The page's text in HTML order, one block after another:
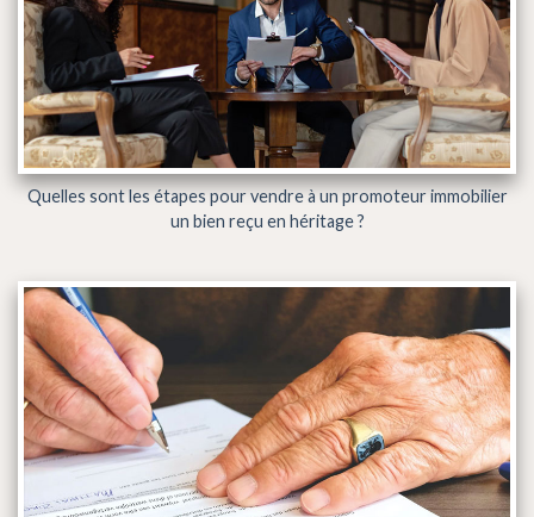
Quelles sont les étapes pour vendre à un promoteur immobilier
un bien reçu en héritage ?